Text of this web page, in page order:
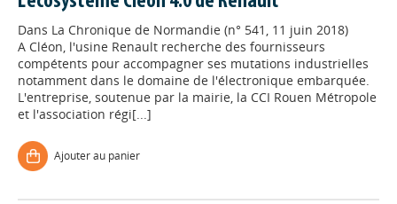
Dans La Chronique de Normandie (n° 541, 11 juin 2018)
A Cléon, l'usine Renault recherche des fournisseurs
compétents pour accompagner ses mutations industrielles
notamment dans le domaine de l'électronique embarquée.
L'entreprise, soutenue par la mairie, la CCI Rouen Métropole
et l'association régi[...]
Ajouter au panier